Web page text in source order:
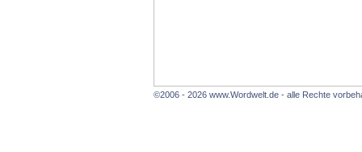
©2006 - 2026 www.Wordwelt.de - alle Rechte